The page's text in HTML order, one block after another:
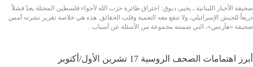
صحيفة الأخبار اللبنانية ـ يحيى دبوق: اختراق طائرة حزب الله لأجواء فلسطين المحتلة يعدّ فشلاً
ذريعاً للجيش الإسرائيلي، ولا تنفع معه التعمية وقلب الحقائق. هذه هي خلاصة تقرير نشرته أمس
صحيفة «هآرتس»، التي ضمنته مجموعة من الأسئلة عن أسباب…
أبرز اهتمامات الصحف الروسية 17 تشرين الأول/أكتوبر